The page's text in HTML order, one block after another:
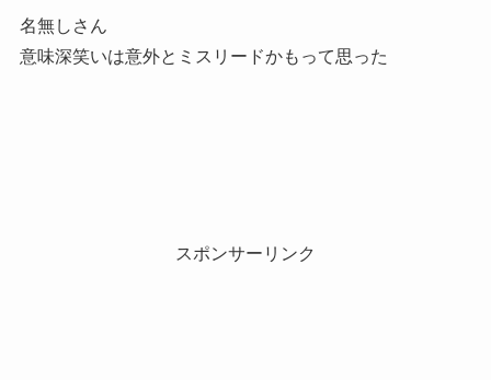
名無しさん
意味深笑いは意外とミスリードかもって思った
スポンサーリンク